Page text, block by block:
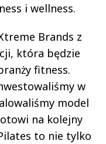
i wellness.
Brands z
która będzie
fitness.
w
model
na kolejny
to nie tylko